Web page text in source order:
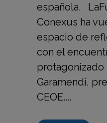
española.
Conexus ha
espacio de
con el
protagonizado
Garamendi,
CEOE....